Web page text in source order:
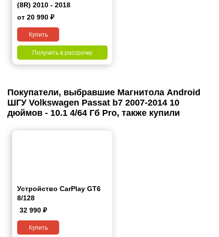
(8R) 2010 - 2018
от 20 990 ₽
Купить
Получить в рассрочку
Покупатели, выбравшие Магнитола Android
ШГУ Volkswagen Passat b7 2007-2014 10
дюймов - 10.1 4/64 Гб Pro, также купили
Устройство CarPlay GT6
8/128
32 990 ₽
Купить